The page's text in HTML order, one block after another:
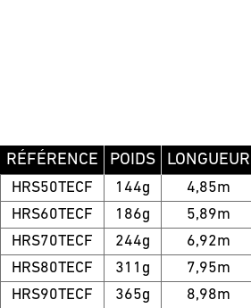
RÉFÉRENCE POIDS LONGUEUR
HRS50TECF 144g 4,85m
HRS60TECF
186g 5,89m
HRS70TECF
244g 6,92m
HRS80TECF
311g 7,95m
HRS90TECF
365g 8,98m